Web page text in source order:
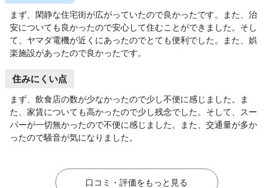
まず、閑静な住宅街が広がっていたので良かったです。また、治
安についても良かったので安心して住むことができました。そし
て、ヤマダ電機が近くにあったのでとても便利でした。また、娯
楽施設があったので良かったです。
住みにくい点
まず、飲食店の数が少なかったので少し不便に感じました。ま
た、家賃についても高かったので少し残念でした。そして、スー
パーが一切無かったので不便に感じました。また、交通量が多か
ったので騒音が気になりました。
口コミ・評価をもっと見る